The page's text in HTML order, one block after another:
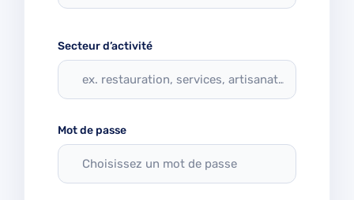
Secteur d’activité
Mot de passe